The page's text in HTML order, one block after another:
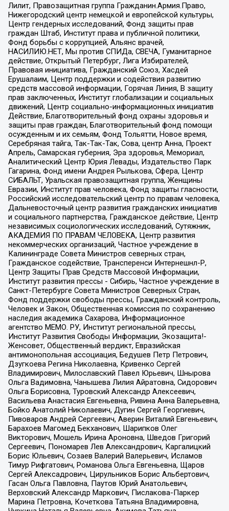
Лилит, Правозащитная группа Гражданин.Армия.Право,
Нижегородский центр немецкой и европейской культуры,
Центр гендерных исследований, Фонд защиты прав
граждан Штаб, Институт права и публичной политики,
Фонд борьбы с коррупцией, Альянс врачей,
НАСИЛИЮ.НЕТ, Мы против СПИДа, СВЕЧА, Гуманитарное
действие, Открытый Петербург, Лига Избирателей,
Правовая инициатива, Гражданский Союз, Хасдей
Ерушалаим, Центр поддержки и содействия развитию
средств массовой информации, Горячая Линия, В защиту
прав заключенных, Институт глобализации и социальных
движений, Центр социально-информационных инициатив
Действие, Благотворительный фонд охраны здоровья и
защиты прав граждан, Благотворительный фонд помощи
осужденным и их семьям, Фонд Тольятти, Новое время,
Серебряная тайга, Так-Так-Так, Сова, центр Анна, Проект
Апрель, Самарская губерния, Эра здоровья, Мемориал,
Аналитический Центр Юрия Левады, Издательство Парк
Гагарина, Фонд имени Андрея Рылькова, Сфера, Центр
СИБАЛЬТ, Уральская правозащитная группа, Женщины
Евразии, Институт прав человека, Фонд защиты гласности,
Российский исследовательский центр по правам человека,
Дальневосточный центр развития гражданских инициатив
и социального партнерства, Гражданское действие, Центр
независимых социологических исследований, Сутяжник,
АКАДЕМИЯ ПО ПРАВАМ ЧЕЛОВЕКА, Центр развития
некоммерческих организаций, Частное учреждение в
Калининграде Совета Министров северных стран,
Гражданское содействие, Трансперенси Интернешнл-Р,
Центр Защиты Прав Средств Массовой Информации,
Институт развития прессы - Сибирь, Частное учреждение в
Санкт-Петербурге Совета Министров Северных Стран,
Фонд поддержки свободы прессы, Гражданский контроль,
Человек и Закон, Общественная комиссия по сохранению
наследия академика Сахарова, Информационное
агентство МЕМО. РУ, Институт региональной прессы,
Институт Развития Свободы Информации, Экозащита!-
Женсовет, Общественный вердикт, Евразийская
антимонопольная ассоциация, Бедушев Петр Петрович,
Дзугкоева Регина Николаевна, Кривенко Сергей
Владимирович, Милославский Павел Юрьевич, Шнырова
Ольга Вадимовна, Чанышева Лилия Айратовна, Сидорович
Ольга Борисовна, Туровский Александр Алексеевич,
Васильева Анастасия Евгеньевна, Ривина Анна Валерьевна,
Бойко Анатолий Николаевич, Дугин Сергей Георгиевич,
Пивоваров Андрей Сергеевич, Аверин Виталий Евгеньевич,
Барахоев Магомед Бекханович, Шарипков Олег
Викторович, Мошель Ирина Ароновна, Шведов Григорий
Сергеевич, Пономарев Лев Александрович, Каргалицкий
Борис Юльевич, Созаев Валерий Валерьевич, Исламов
Тимур Рифгатович, Романова Ольга Евгеньевна, Щаров
Сергей Алексадрович, Цирульников Борис Альбертович,
Гасан Ольга Павловна, Паутов Юрий Анатольевич,
Верховский Александр Маркович, Пислакова-Паркер
Марина Петровна, Кочеткова Татьяна Владимировна,